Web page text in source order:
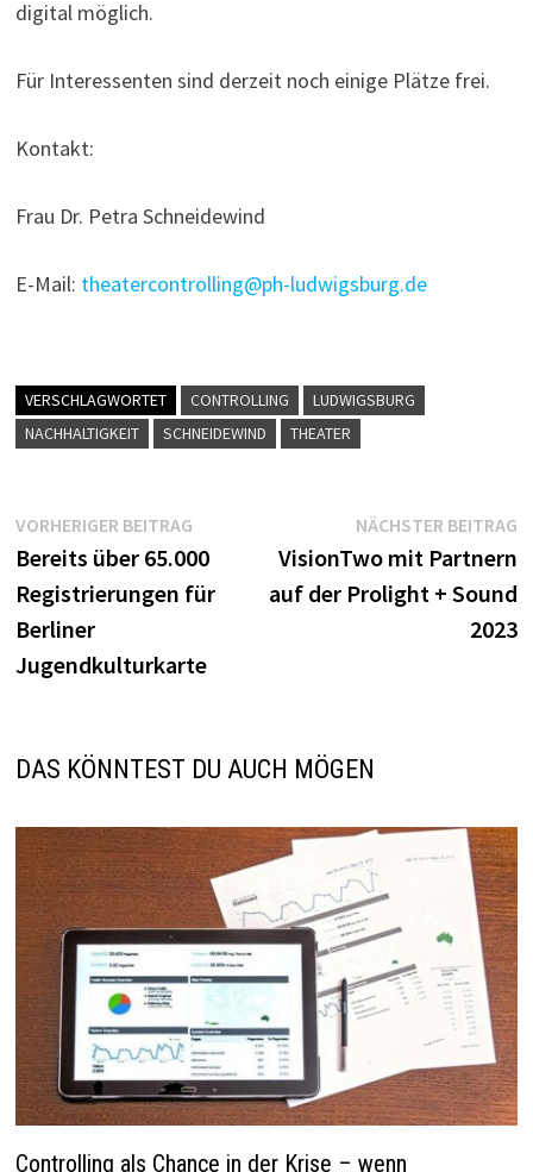
digital möglich.
Für Interessenten sind derzeit noch einige Plätze frei.
Kontakt:
Frau Dr. Petra Schneidewind
E-Mail: theatercontrolling@ph-ludwigsburg.de
VERSCHLAGWORTET CONTROLLING
LUDWIGSBURG
NACHHALTIGKEIT
SCHNEIDEWIND THEATER
Beitragsnavigation
VORHERIGER BEITRAG
Beitrag:
Bereits über 65.000
Registrierungen für
Berliner
Jugendkulturkarte
NÄCHSTER BEITRAG
VisionTwo mit Partnern
auf der Prolight + Sound
2023
DAS KÖNNTEST DU AUCH MÖGEN
Controlling als Chance in der Krise – wenn